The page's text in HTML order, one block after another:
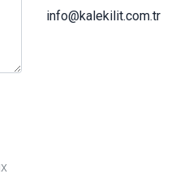
info@kalekilit.com.tr